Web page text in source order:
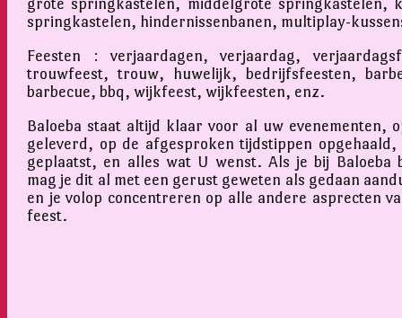
grote springkastelen, middelgrote springkastelen,
springkastelen, hindernissenbanen, multiplay-
Feesten : verjaardagen, verjaardag,
trouwfeest, trouw, huwelijk, bedrijfsfeesten,
barbecue, bbq, wijkfeest, wijkfeesten, enz.
Baloeba staat altijd klaar voor al uw evenementen,
geleverd, op de afgesproken tijdstippen opgehaald,
geplaatst, en alles wat U wenst. Als je bij Baloeba
mag je dit al met een gerust geweten als gedaan
en je volop concentreren op alle andere asprecten
feest.